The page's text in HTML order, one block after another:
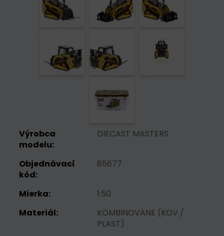
Výrobca
modelu:
DIECAST MASTERS
Objednávací
kód:
85677
Mierka:
1:50
Materiál:
KOMBINOVANE (KOV /
PLAST)